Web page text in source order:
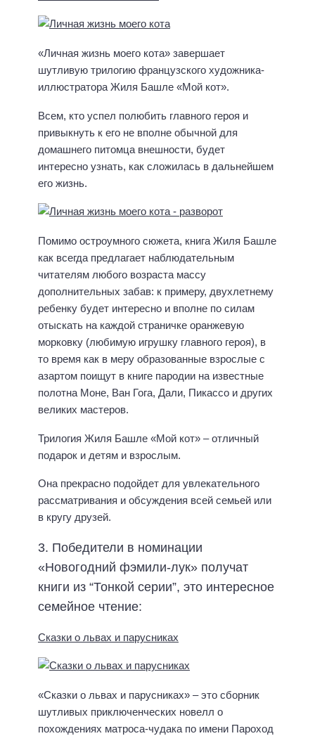
«Личная жизнь моего кота» завершает
шутливую трилогию французского художника-
иллюстратора Жиля Башле «Мой кот».
Всем, кто успел полюбить главного героя и
привыкнуть к его не вполне обычной для
домашнего питомца внешности, будет
интересно узнать, как сложилась в дальнейшем
его жизнь.
Помимо остроумного сюжета, книга Жиля Башле
как всегда предлагает наблюдательным
читателям любого возраста массу
дополнительных забав: к примеру, двухлетнему
ребенку будет интересно и вполне по силам
отыскать на каждой страничке оранжевую
морковку (любимую игрушку главного героя), в
то время как в меру образованные взрослые с
азартом поищут в книге пародии на известные
полотна Моне, Ван Гога, Дали, Пикассо и других
великих мастеров.
Трилогия Жиля Башле «Мой кот» – отличный
подарок и детям и взрослым.
Она прекрасно подойдет для увлекательного
рассматривания и обсуждения всей семьей или
в кругу друзей.
3. Победители в номинации
«Новогодний фэмили-лук» получат
книги из “Тонкой серии”, это интересное
семейное чтение:
Сказки о львах и парусниках
«Сказки о львах и парусниках» – это сборник
шутливых приключенческих новелл о
похождениях матроса-чудака по имени Пароход